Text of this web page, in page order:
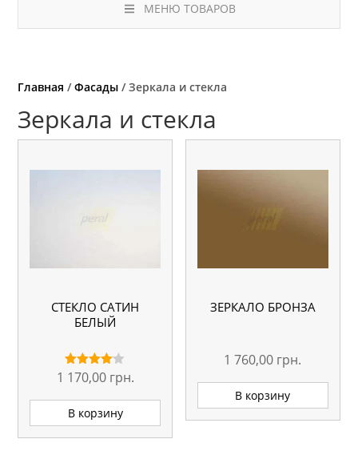
МЕНЮ ТОВАРОВ
Главная /Фасады / Зеркала и стекла
Зеркала и стекла
СТЕКЛО САТИН
БЕЛЫЙ
Оценка
4.00
из 5
1 170,00 грн.
В корзину
ЗЕРКАЛО БРОНЗА
1 760,00 грн.
В корзину